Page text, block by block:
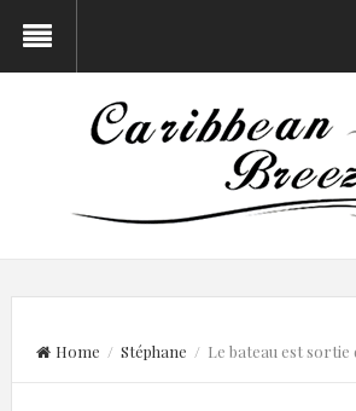
Home / Stéphane / Le bateau est sortie